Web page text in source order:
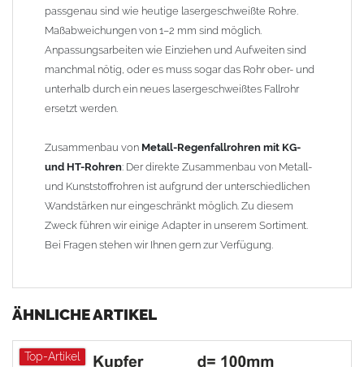
passgenau sind wie heutige lasergeschweißte Rohre.
Maßabweichungen von 1–2 mm sind möglich.
Anpassungsarbeiten wie Einziehen und Aufweiten sind
manchmal nötig, oder es muss sogar das Rohr ober- und
unterhalb durch ein neues lasergeschweißtes Fallrohr
ersetzt werden.
Zusammenbau von Metall-Regenfallrohren mit KG-
und HT-Rohren: Der direkte Zusammenbau von Metall-
und Kunststoffrohren ist aufgrund der unterschiedlichen
Wandstärken nur eingeschränkt möglich. Zu diesem
Zweck führen wir einige Adapter in unserem Sortiment.
Bei Fragen stehen wir Ihnen gern zur Verfügung.
ÄHNLICHE ARTIKEL
Top-Artikel